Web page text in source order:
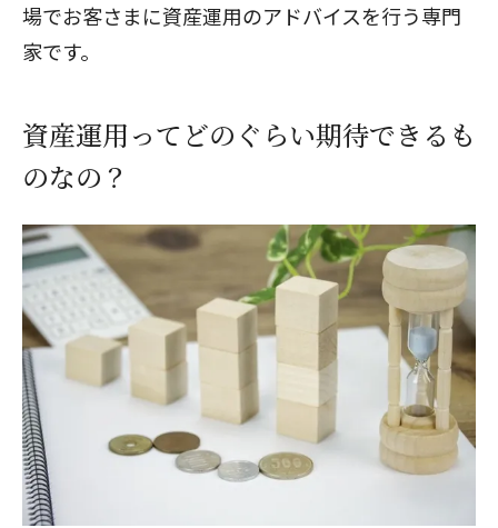
場でお客さまに資産運用のアドバイスを行う専門
家です。
資産運用ってどのぐらい期待できるも
のなの？